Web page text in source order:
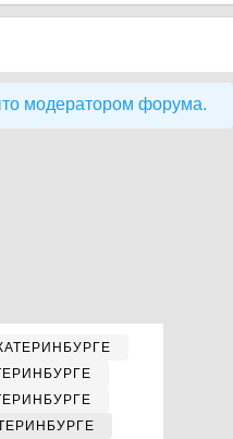
модератором форума.